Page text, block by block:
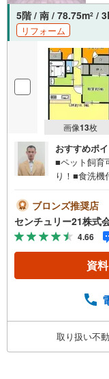
5階 / 南 / 78.75m2 /
リフォーム
画像13枚
おすすめポ
■ペット飼育
り！■食洗機
リー21ラン
い、大切な
リフォーム
ンのご相談
〇大阪メト
間:10:00～
す。ご連絡
ブロンズ推奨店
センチュリー21株
4.66
資
取り扱い不